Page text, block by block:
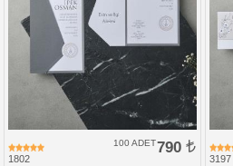
1802
790
100 ADET
3197